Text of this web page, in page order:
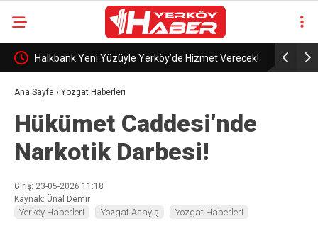
Halkbank Yeni Yüzüyle Yerköy’de Hizmet Verecek! Gönül
Ana Sayfa › Yozgat Haberleri
Hükümet Caddesi’nde
Narkotik Darbesi!
Giriş: 23-05-2026 11:18
Kaynak: Ünal Demir
Yerköy Haberleri Yozgat Asayiş Yozgat Haberleri